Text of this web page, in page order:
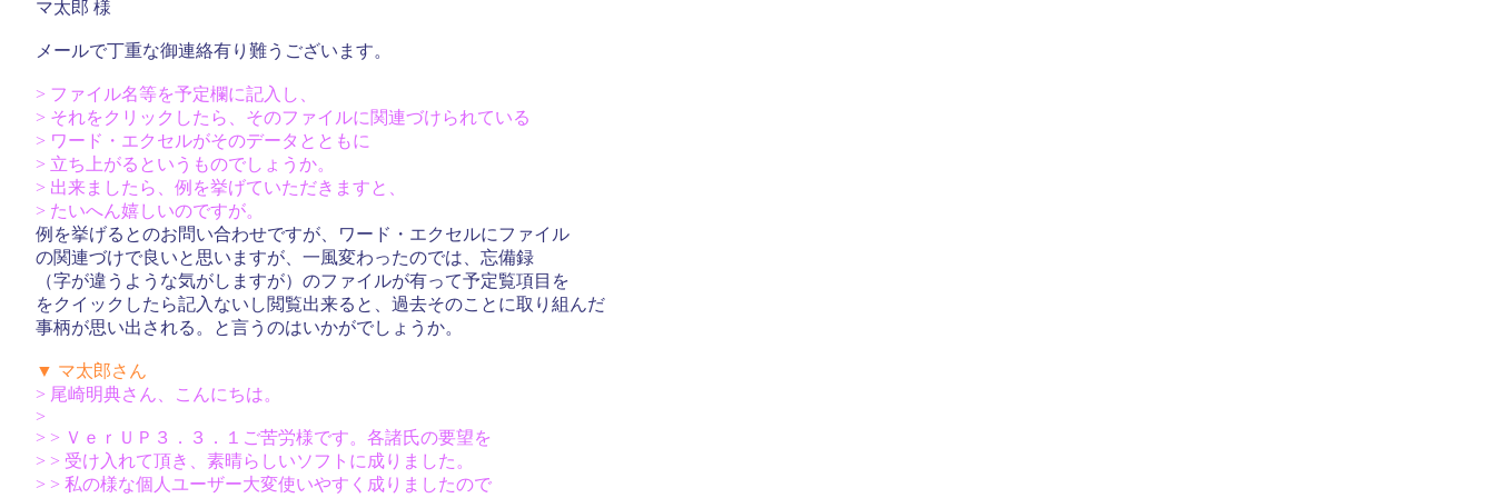
マ太郎 様
メールで丁重な御連絡有り難うございます。
> ファイル名等を予定欄に記入し、
> それをクリックしたら、そのファイルに関連づけられている
> ワード・エクセルがそのデータとともに
> 立ち上がるというものでしょうか。
> 出来ましたら、例を挙げていただきますと、
> たいへん嬉しいのですが。
例を挙げるとのお問い合わせですが、ワード・エクセルにファイル
の関連づけで良いと思いますが、一風変わったのでは、忘備録
（字が違うような気がしますが）のファイルが有って予定覧項目を
をクイックしたら記入ないし閲覧出来ると、過去そのことに取り組んだ
事柄が思い出される。と言うのはいかがでしょうか。
▼ マ太郎さん
> 尾崎明典さん、こんにちは。
>
> > ＶｅｒＵＰ３．３．１ご苦労様です。各諸氏の要望を
> > 受け入れて頂き、素晴らしいソフトに成りました。
> > 私の様な個人ユーザー大変使いやすく成りましたので